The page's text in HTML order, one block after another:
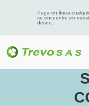
Paga en línea
se encuentre en
desde: